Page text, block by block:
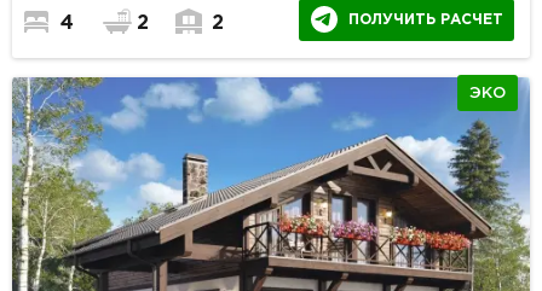
4 2 2 ПОЛУЧИТЬ РАСЧЕТ
ЭКО